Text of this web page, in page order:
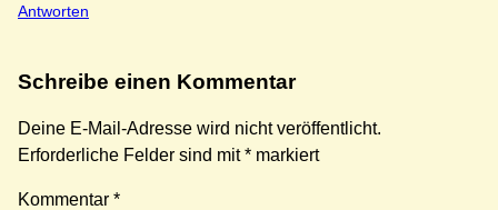
Antworten
Schreibe einen Kommentar
Deine E-Mail-Adresse wird nicht veröffentlicht.
Erforderliche Felder sind mit* markiert
Kommentar *